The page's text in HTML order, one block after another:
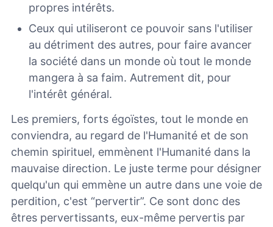
propres intérêts.
Ceux qui utiliseront ce pouvoir sans l'utiliser
au détriment des autres, pour faire avancer
la société dans un monde où tout le monde
mangera à sa faim. Autrement dit, pour
l'intérêt général.
Les premiers, forts égoïstes, tout le monde en
conviendra, au regard de l'Humanité et de son
chemin spirituel, emmènent l'Humanité dans la
mauvaise direction. Le juste terme pour désigner
quelqu'un qui emmène un autre dans une voie de
perdition, c'est “pervertir”. Ce sont donc des
êtres pervertissants, eux-même pervertis par